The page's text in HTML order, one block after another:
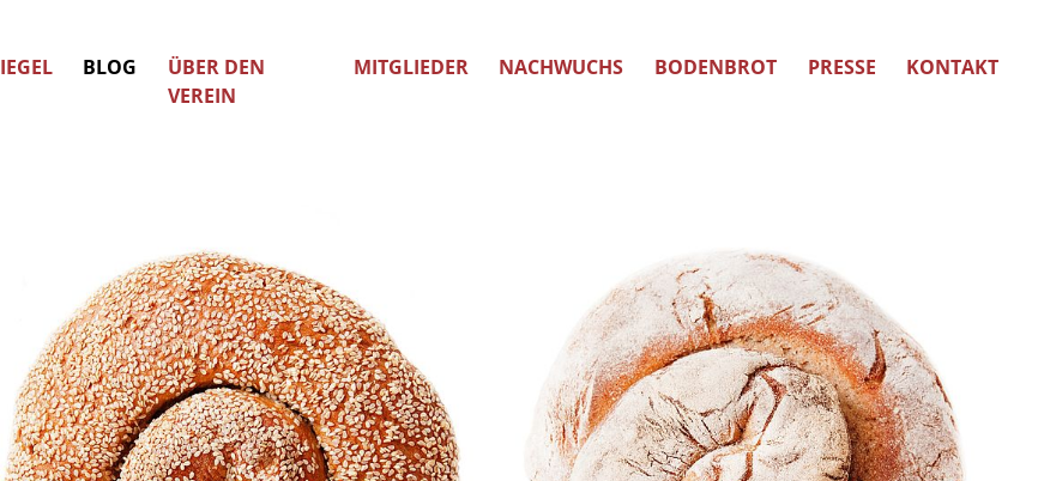
BLOG
ÜBER DEN
VEREIN
MITGLIEDER NACHWUCHS BODENBROT PRESSE KONTAKT